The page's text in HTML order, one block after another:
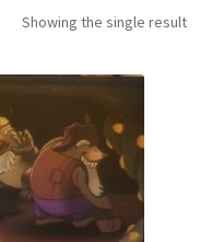
Products
search
Showing the single result